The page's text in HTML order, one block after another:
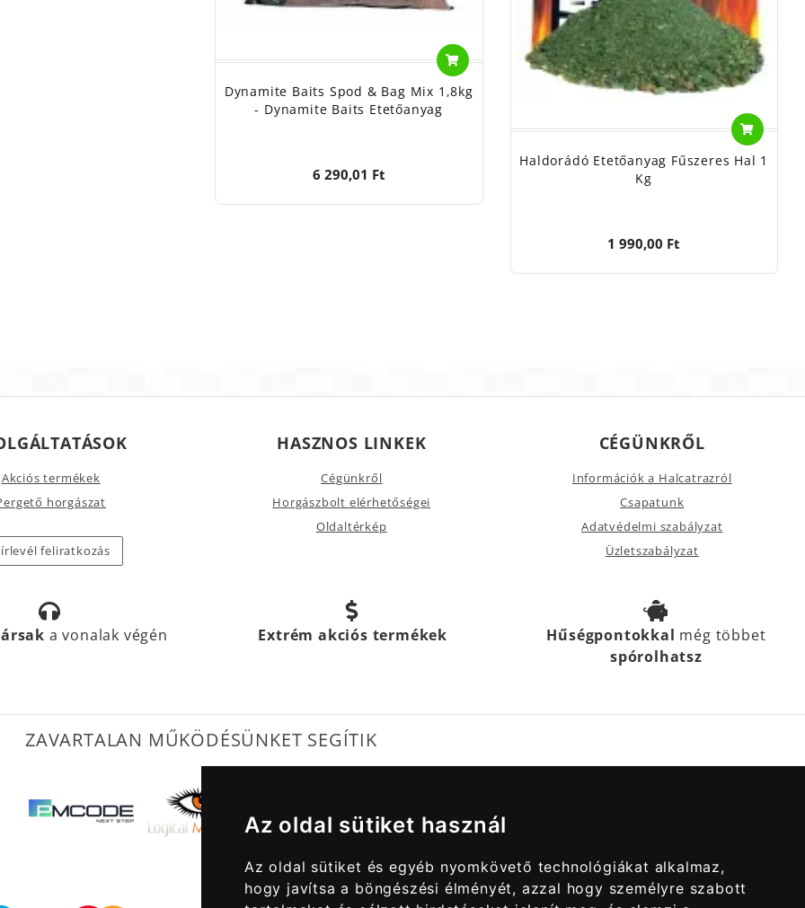
Az oldal sütiket használ
Az oldal sütiket és egyéb nyomkövető technológiákat alkalmaz,
hogy javítsa a böngészési élményét, azzal hogy személyre szabott
Dynamite Baits Spod & Bag Mix 1,8kg
- Dynamite Baits Etetőanyag
6 290,01 Ft
Haldorádó Etetőanyag Fűszeres Hal 1
Kg
1 990,00 Ft
Akciós termékek
horgászat
feliratkozás
HASZNOS LINKEK
Cégünkről
Horgászbolt elérhetőségei
Oldaltérkép
CÉGÜNKRŐL
Információk a Halcatrazról
Csapatunk
Adatvédelmi szabályzat
Üzletszabályzat
a vonalak végén Extrém akciós termékek Hűségpontokkal még többet
spórolhatsz
ZAVARTALAN MŰKÖDÉSÜNKET SEGÍTIK